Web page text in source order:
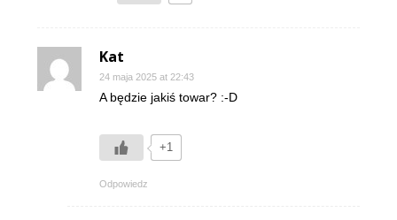
Kat
24 maja 2025 at 22:43
A będzie jakiś towar? :-D
+1
Odpowiedz